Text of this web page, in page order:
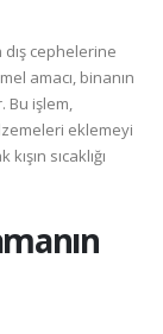
cephelerine
amacı, binanın
Bu işlem,
eklemeyi
sıcaklığı